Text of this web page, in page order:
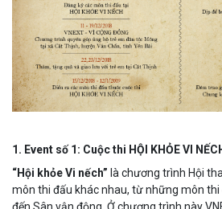
1. Event số 1: Cuộc thi HỘI KHỎE VI
“Hội khỏe Vi nếch” là chương trình Hội
môn thi đấu khác nhau, từ những môn
đến Sân vận động. Ở chương trình này